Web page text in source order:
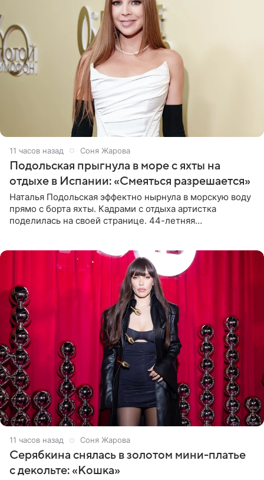
11 часов назад Соня Жарова
Подольская прыгнула в море с яхты на
отдыхе в Испании: «Смеяться разрешается»
Наталья Подольская эффектно нырнула в морскую воду
прямо с борта яхты. Кадрами с отдыха артистка
поделилась на своей странице. 44-летняя
11 часов назад Соня Жарова
Серябкина снялась в золотом мини-платье
с декольте: «Кошка»